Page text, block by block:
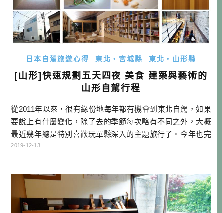
日本自駕旅遊心得 東北・宮城縣 東北・山形縣
[山形]快速規劃五天四夜 美食 建築與藝術的
山形自駕行程
從2011年以來，很有緣份地每年都有機會到東北自駕，如果
要說上有什麼變化，除了去的季節每次略有不同之外，大概
最近幾年總是特別喜歡玩單縣深入的主題旅行了。今年也完
成了一趟山形美食建築與藝術的自駕旅行，回想起來山形竟
吧！ 本文目錄 1. TIMES租車享優惠 2. 天童木工與藝術漫步
3. 鶴岡之 […]…
2019-12-13